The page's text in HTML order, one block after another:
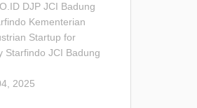
DJP JCI Badung
Kementerian
Startup for
Starfindo JCI Badung
2025